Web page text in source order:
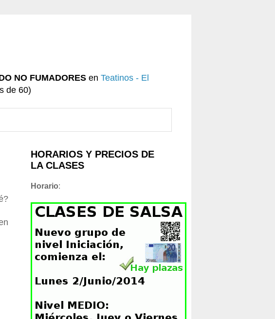
NO FUMADORES en Teatinos - El
de 60)
HORARIOS Y PRECIOS DE
LA CLASES
Horario: